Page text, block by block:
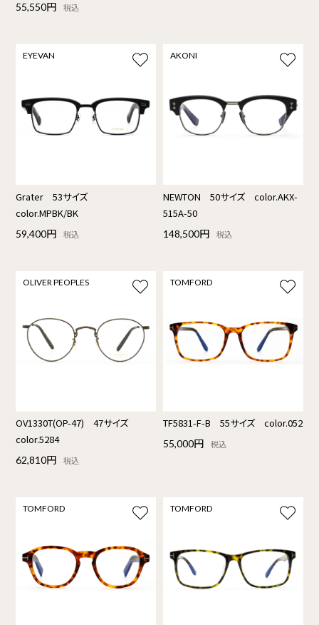
55,550円 税込
EYEVAN
Grater 53サイズ
color.MPBK/BK
59,400円 税込
AKONI
NEWTON 50サイズ color.AKX-
515A-50
148,500円 税込
OLIVER PEOPLES
OV1330T(OP-47) 47サイズ
color.5284
62,810円 税込
TOMFORD
TF5831-F-B 55サイズ color.052
55,000円 税込
TOMFORD TOMFORD